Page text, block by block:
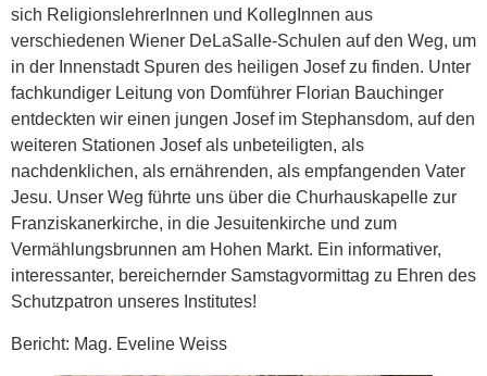
sich ReligionslehrerInnen und KollegInnen aus
verschiedenen Wiener DeLaSalle-Schulen auf den Weg, um
in der Innenstadt Spuren des heiligen Josef zu finden. Unter
fachkundiger Leitung von Domführer Florian Bauchinger
entdeckten wir einen jungen Josef im Stephansdom, auf den
weiteren Stationen Josef als unbeteiligten, als
nachdenklichen, als ernährenden, als empfangenden Vater
Jesu. Unser Weg führte uns über die Churhauskapelle zur
Franziskanerkirche, in die Jesuitenkirche und zum
Vermählungsbrunnen am Hohen Markt. Ein informativer,
interessanter, bereichernder Samstagvormittag zu Ehren des
Schutzpatron unseres Institutes!
Bericht: Mag. Eveline Weiss